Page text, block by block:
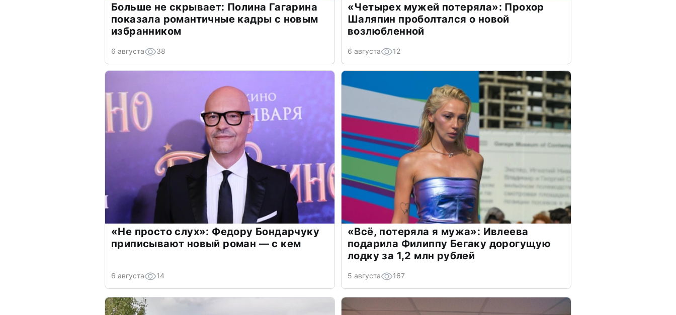
Больше не скрывает: Полина Гагарина
показала романтичные кадры с новым
избранником
6 августа 38
«Четырех мужей потеряла»: Прохор
Шаляпин проболтался о новой
возлюбленной
6 августа 12
«Не просто слух»: Федору Бондарчуку
приписывают новый роман — с кем
6 августа 14
«Всё, потеряла я мужа»: Ивлеева
подарила Филиппу Бегаку дорогущую
лодку за 1,2 млн рублей
5 августа 167